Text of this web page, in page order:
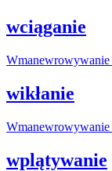
wciąganie
Wmanewrowywanie
wikłanie
Wmanewrowywanie
wplątywanie